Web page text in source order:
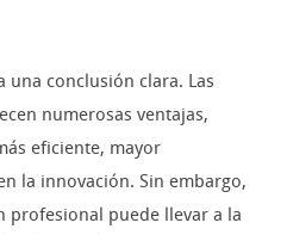
una conclusión clara. Las
numerosas ventajas,
eficiente, mayor
la innovación. Sin embargo,
profesional puede llevar a la